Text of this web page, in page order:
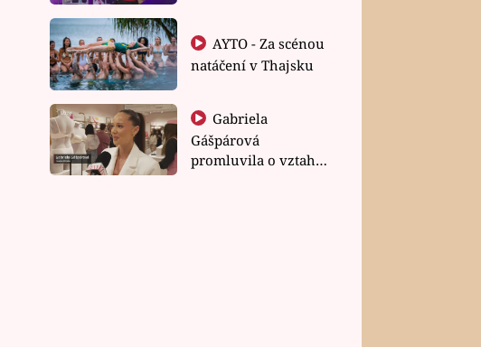
natáčení v Thajsku
Gabriela
Gášpárová
promluvila o vztahu